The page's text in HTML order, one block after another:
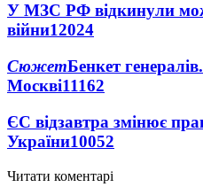
У МЗС РФ відкинули
війни12024
СюжетБенкет
Москві11162
ЄС відзавтра змінює
України10052
Читати коментарі